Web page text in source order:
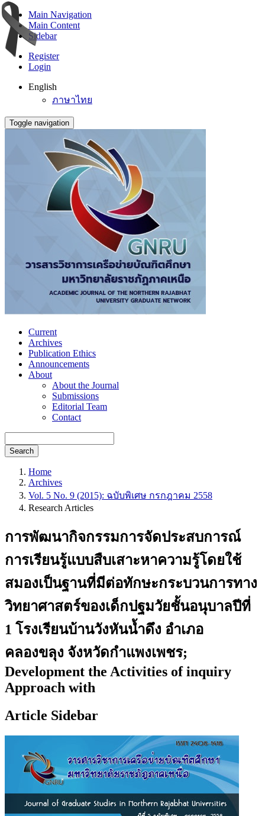
Main Navigation
Main Content
Sidebar
Register
Login
English
ภาษาไทย
Toggle navigation
Current
Archives
Publication Ethics
Announcements
About
About the Journal
Submissions
Editorial Team
Contact
Search
Home
Archives
Vol. 5 No. 9 (2015): ฉบับพิเศษ กรกฎาคม 2558
Research Articles
การพัฒนากิจกรรมการจัดประสบการณ์
การเรียนรู้แบบสืบเสาะหาความรู้โดยใช้
สมองเป็นฐานที่มีต่อทักษะกระบวนการทาง
วิทยาศาสตร์ของเด็กปฐมวัยชั้นอนุบาลปีที่
1 โรงเรียนบ้านวังหันน้ำดึง อำเภอ
คลองขลุง จังหวัดกำแพงเพชร;
Development the Activities of inquiry
Approach with
Article Sidebar